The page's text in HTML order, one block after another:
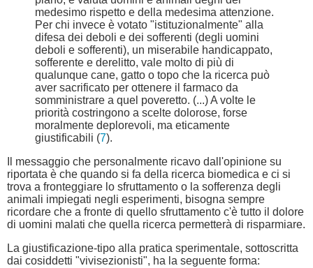
medesimo rispetto e della medesima attenzione.
Per chi invece è votato "istituzionalmente" alla
difesa dei deboli e dei sofferenti (degli uomini
deboli e sofferenti), un miserabile handicappato,
sofferente e derelitto, vale molto di più di
qualunque cane, gatto o topo che la ricerca può
aver sacrificato per ottenere il farmaco da
somministrare a quel poveretto. (...) A volte le
priorità costringono a scelte dolorose, forse
moralmente deplorevoli, ma eticamente
giustificabili (7).
Il messaggio che personalmente ricavo dall'opinione su
riportata è che quando si fa della ricerca biomedica e ci si
trova a fronteggiare lo sfruttamento o la sofferenza degli
animali impiegati negli esperimenti, bisogna sempre
ricordare che a fronte di quello sfruttamento c'è tutto il dolore
di uomini malati che quella ricerca permetterà di risparmiare.
La giustificazione-tipo alla pratica sperimentale, sottoscritta
dai cosiddetti "vivisezionisti", ha la seguente forma: